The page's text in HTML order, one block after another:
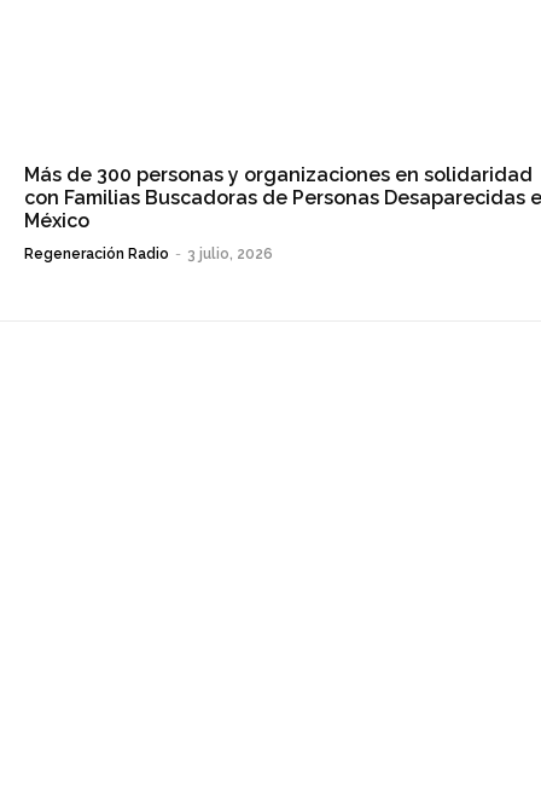
Más de 300 personas y organizaciones en solidaridad
con Familias Buscadoras de Personas Desaparecidas
México
Regeneración Radio - 3 julio, 2026